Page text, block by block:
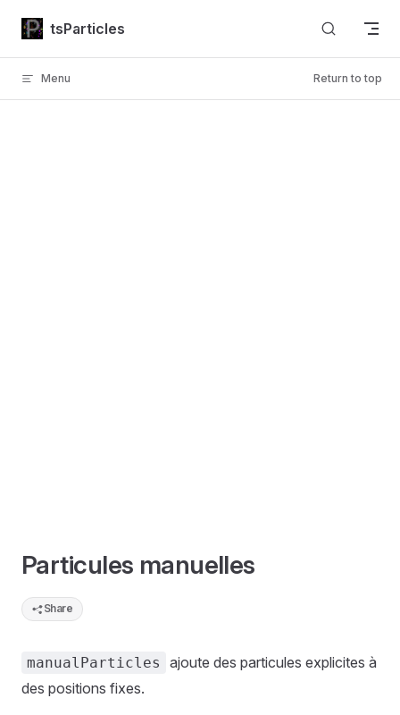
Skip to content
tsParticles
Menu Return to top
Particules manuelles
Share
manualParticles
ajoute des particules explicites à
des positions fixes.